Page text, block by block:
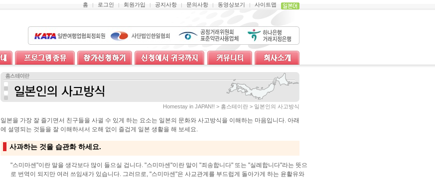
홈 | 로그인 | 회원가입 | 공지사항 | 문의사항 | 동영상보기 | 사이트맵
Homestay in JAPAN!! > 홈스테이란 > 일본인의 사고방식
일본을 가장 잘 즐기면서 친구들을 사귈 수 있게 하는 요소는 일본의 문화와 사고방식을 이해하는 마음입니다. 아래
에 설명되는 것들을 잘 이해하셔서 오해 없이 즐겁게 일본 생활을 해 보세요.
사과하는 것을 습관화 하세요.
"스미마센"이란 말을 생각보다 많이 들으실 겁니다. "스미마센"이란 말이 "죄송합니다" 또는 "실례합니다"라는 뜻으
로 번역이 되지만 여러 쓰임새가 있습니다. 그러므로, "스미마센"은 사교관계를 부드럽게 돌아가게 하는 윤활유와